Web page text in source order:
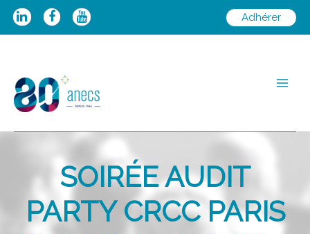
Aller
Adhérer
SOIRÉE AUDIT
PARTY CRCC PARIS